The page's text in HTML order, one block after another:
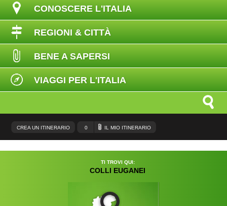
TI TROVI QUI:
COLLI EUGANEI
CONOSCERE L'ITALIA
REGIONI & CITTÀ
BENE A SAPERSI
VIAGGI PER L'ITALIA
CREA UN ITINERARIO 0 IL MIO ITINERARIO